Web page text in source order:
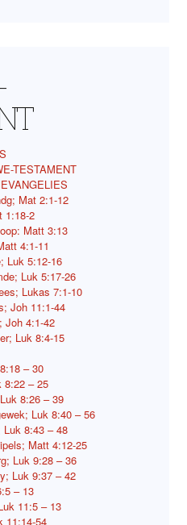
TESTAMENT
Mat 2:1-12
1:18-2
Matt 3:13
4:1-11
Luk 5:12-16
Luk 5:17-26
Lukas 7:1-10
Joh 11:1-44
Joh 4:1-42
Luk 8:4-15
– 30
8:22 – 25
8:26 – 39
Luk 8:40 – 56
Luk 8:43 – 48
Matt 4:12-25
Luk 9:28 – 36
Luk 9:37 – 42
– 13
11:5 – 13
11:14-54